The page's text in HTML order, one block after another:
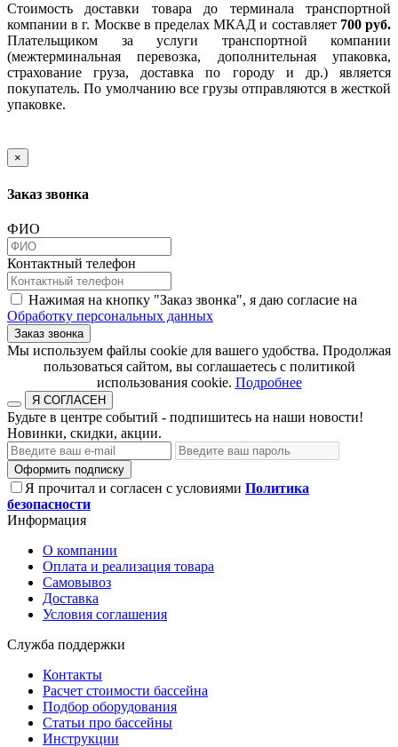
Стоимость доставки товара до терминала транспортной
компании в г. Москве в пределах МКАД и составляет 700 руб.
Плательщиком за услуги транспортной компании
(межтерминальная перевозка, дополнительная упаковка,
страхование груза, доставка по городу и др.) является
покупатель. По умолчанию все грузы отправляются в жесткой
упаковке.
×
Заказ звонка
ФИО
Контактный телефон
Нажимая на кнопку "Заказ звонка", я даю согласие на
Обработку персональных данных
Заказ звонка
​​​​​​​Мы используем файлы cookie для вашего удобства. Продолжая
пользоваться сайтом, вы соглашаетесь с политикой
использования cookie.​​​​​​​ Подробнее
Я СОГЛАСЕН
Будьте в центре событий - подпишитесь на наши новости!
Новинки, скидки, акции.
Оформить подписку
Я прочитал и согласен с условиями Политика
безопасности
Информация
О компании
Оплата и реализация товара
Самовывоз
Доставка
Условия соглашения
Служба поддержки
Контакты
Расчет стоимости бассейна
Подбор оборудования
Статьи про бассейны
Инструкции